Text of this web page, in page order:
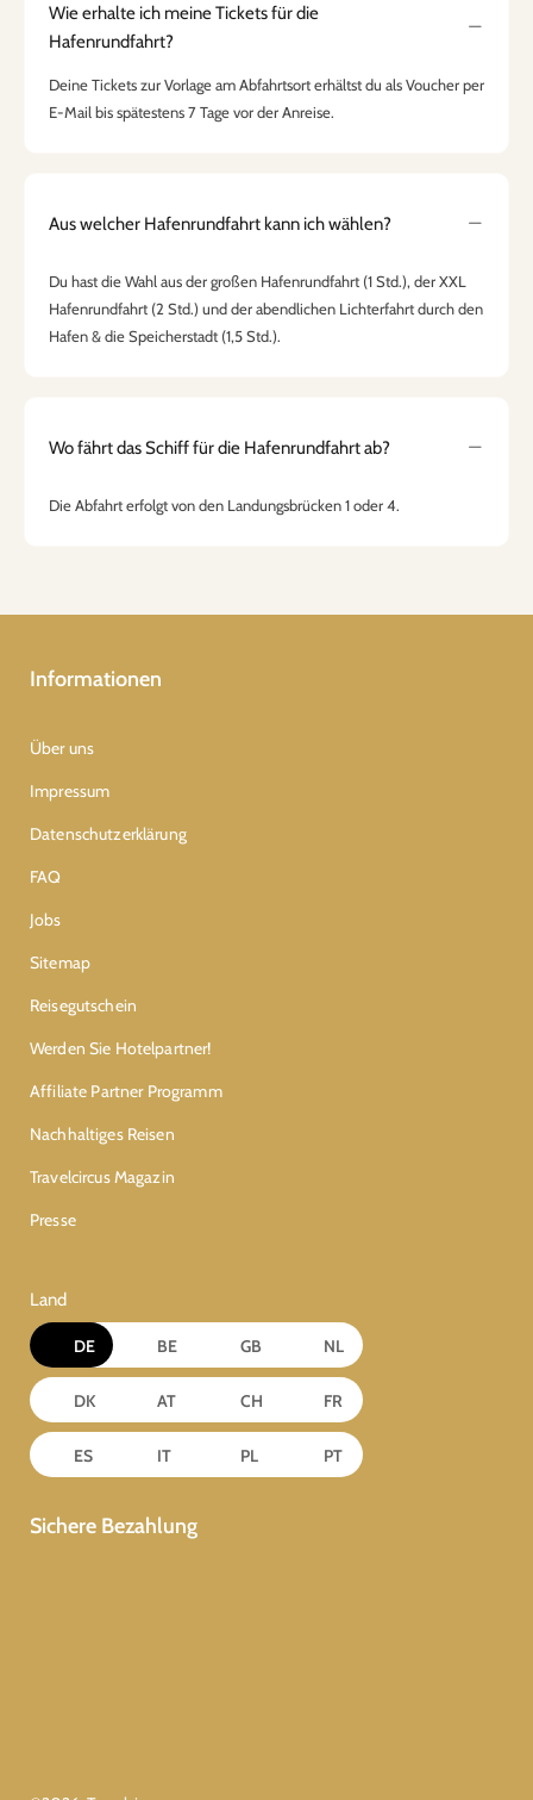
Wie erhalte ich meine Tickets für die
Hafenrundfahrt?
Deine Tickets zur Vorlage am Abfahrtsort erhältst du als Voucher per
E-Mail bis spätestens 7 Tage vor der Anreise.
Aus welcher Hafenrundfahrt kann ich wählen?
Du hast die Wahl aus der großen Hafenrundfahrt (1 Std.), der XXL
Hafenrundfahrt (2 Std.) und der abendlichen Lichterfahrt durch den
Hafen & die Speicherstadt (1,5 Std.).
Wo fährt das Schiff für die Hafenrundfahrt ab?
Die Abfahrt erfolgt von den Landungsbrücken 1 oder 4.
Informationen
Über uns
Impressum
Datenschutzerklärung
FAQ
Jobs
Sitemap
Reisegutschein
Werden Sie Hotelpartner!
Affiliate Partner Programm
Nachhaltiges Reisen
Travelcircus Magazin
Presse
Land
DE BE GB NL
DK AT CH FR
ES IT PL PT
Sichere Bezahlung